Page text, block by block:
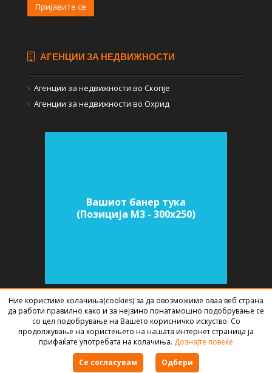
Пријавите се
АГЕНЦИИ ЗА НЕДВИЖНОСТИ
Агенции за недвижности во Скопје
Агенции за недвижности во Охрид
Вашиот банер тука
(Позиција M3 - 300х250)
СОФТВЕР ЗА АГЕНЦИИ ЗА НЕДВИЖНИНИ ИЗРАБОТЕН ОД
BEST NET
STUDIO2026
Правила за користење
Ние користиме колачиња(cookies) за да овозможиме оваа веб страна
да работи правилно како и за нејзино понатамошно подобрување се
со цел подобрување на Вашето корисничко искуство. Со
продолжување на користењето на нашата интернет страница ја
прифаќате употребата на колачиња. Дознајте повеќе
Се согласувам
Одбери